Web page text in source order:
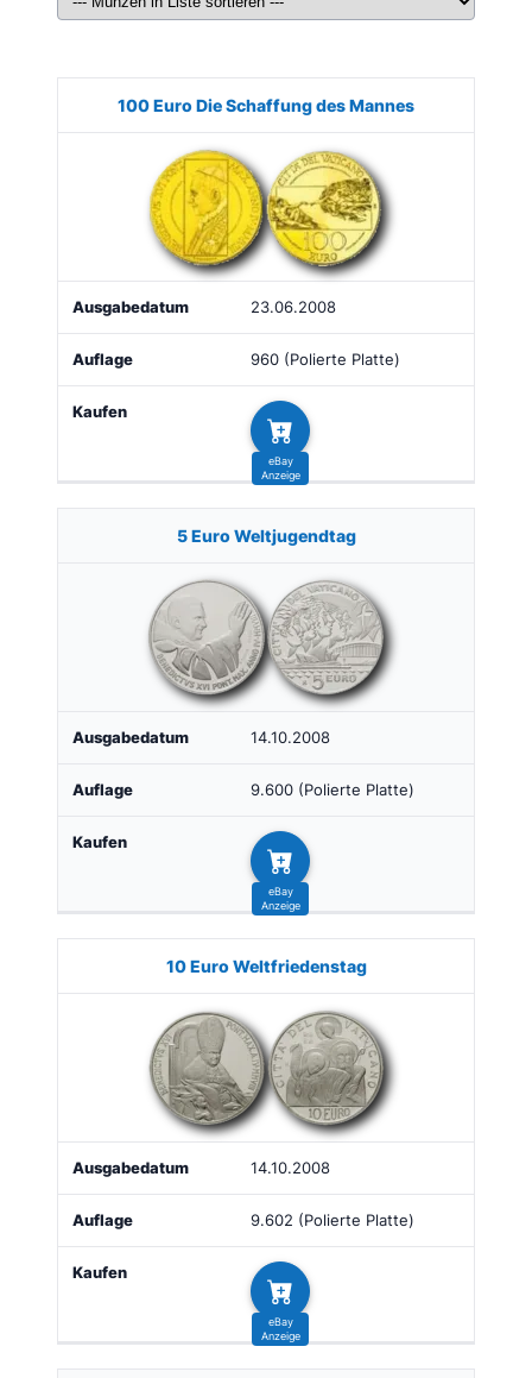
Münze Bild Ausgabe Auflage
100 Euro Die Schaffung des Mannes
23.06.2008
960 (Polierte Platte)
5 Euro Weltjugendtag
14.10.2008
9.600 (Polierte Platte)
10 Euro Weltfriedenstag
14.10.2008
9.602 (Polierte Platte)